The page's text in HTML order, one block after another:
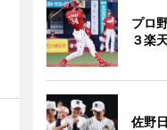
プロ
３楽
佐野